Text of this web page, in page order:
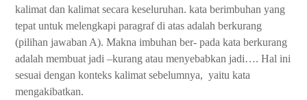
kalimat dan kalimat secara keseluruhan. kata berimbuhan yang
tepat untuk melengkapi paragraf di atas adalah berkurang
(pilihan jawaban A). Makna imbuhan ber- pada kata berkurang
adalah membuat jadi –kurang atau menyebabkan jadi…. Hal ini
sesuai dengan konteks kalimat sebelumnya, yaitu kata
mengakibatkan.